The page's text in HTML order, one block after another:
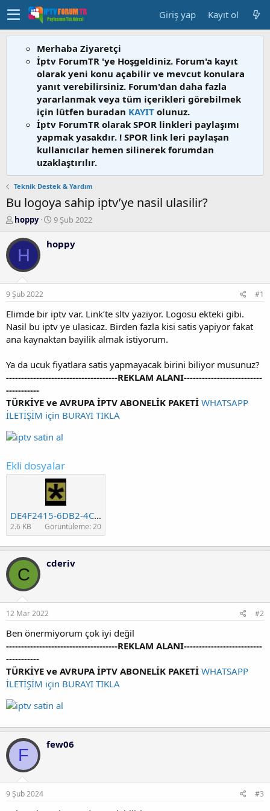
Giriş yap Kayıt ol
Merhaba Ziyaretçi
İptv ForumTR 'ye Hoşgeldiniz. Forum'a kayıt
olarak yeni konu açabilir ve mevcut konulara
yanıt verebilirsiniz. Forum'dan daha fazla
yararlanmak veya tüm içerikleri görebilmek
için lütfen buradan KAYIT olunuz.
İptv ForumTR olarak SPOR linkleri paylaşımı
yapmak yasakdır. ! SPOR link leri paylaşan
kullanıcılar hemen silinerek forumdan
uzaklaştırılır.
Teknik Destek & Yardım
Bu logoya sahip iptv’ye nasil ulasilir?
K
n
y
u
b
ş
l
a
n
hoppy
B
ş
g
t
a
r
h
i
9 Şub 2022
H
hoppy
9 Şub 2022 #1
Elimde bir iptv var. Link’te sltv yaziyor. Logosu ekteki gibi.
Nasil bu iptv ye ulasicaz. Birden fazla kisi satis yapiyor fakat
ana kaynaktan bayilik almak istiyorum.
Ya da ucuk fiyatlara satis yapmayacak birini biliyor musunuz?
-------------------------------------REKLAM ALANI--------------------------
-----------
TÜRKİYE ve AVRUPA İPTV ABONELİK PAKETİ WHATSAPP
İLETİŞİM için BURAYI TIKLA
Ekli dosyalar
DE4F2415-6DB2-4C32-A1F2-75E4BFBA4F31.jpeg
2.6 KB Görüntüleme: 20
C
cderiv
12 Mar 2022 #2
Ben önermiyorum çok iyi değil
-------------------------------------REKLAM ALANI--------------------------
-----------
TÜRKİYE ve AVRUPA İPTV ABONELİK PAKETİ WHATSAPP
İLETİŞİM için BURAYI TIKLA
F
few06
9 Şub 2024 #3